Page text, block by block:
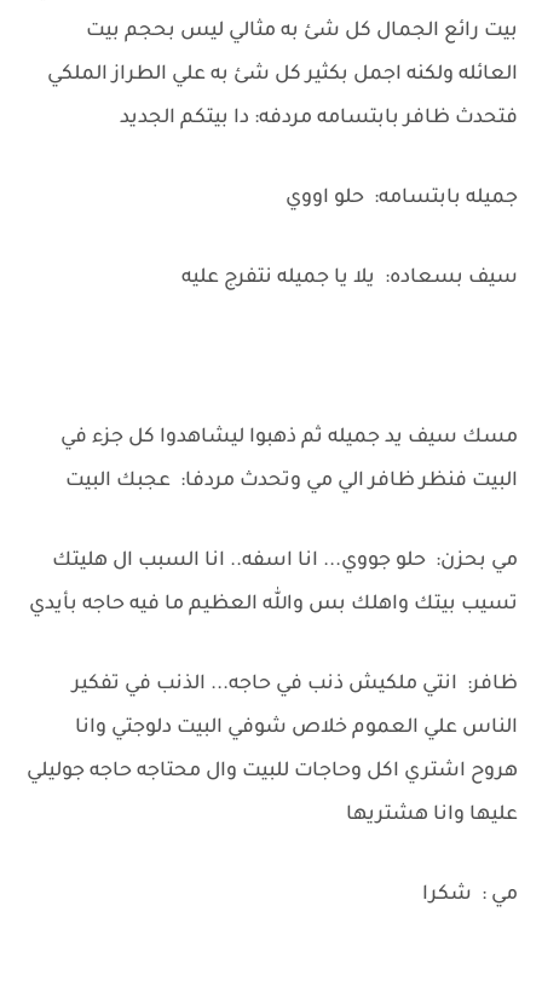
بيت رائع الجمال كل شئ به مثالي ليس بحجم بيت
العائله ولكنه اجمل بكثير كل شئ به علي الطراز الملكي
فتحدث ظافر بابتسامه مردفه: دا بيتكم الجديد
جميله بابتسامه: حلو اووي
سيف بسعاده: يلا يا جميله نتفرج عليه
مسك سيف يد جميله ثم ذهبوا ليشاهدوا كل جزء في
البيت فنظر ظافر الي مي وتحدث مردفا: عجبك البيت
مي بحزن: حلو جووي... انا اسفه.. انا السبب ال هليتك
تسيب بيتك واهلك بس والله العظيم ما فيه حاجه بأيدي
ظافر: انتي ملكيش ذنب في حاجه... الذنب في تفكير
الناس علي العموم خلاص شوفي البيت دلوجتي وانا
هروح اشتري اكل وحاجات للبيت وال محتاجه حاجه جوليلي
عليها وانا هشتريها
مي : شكرا